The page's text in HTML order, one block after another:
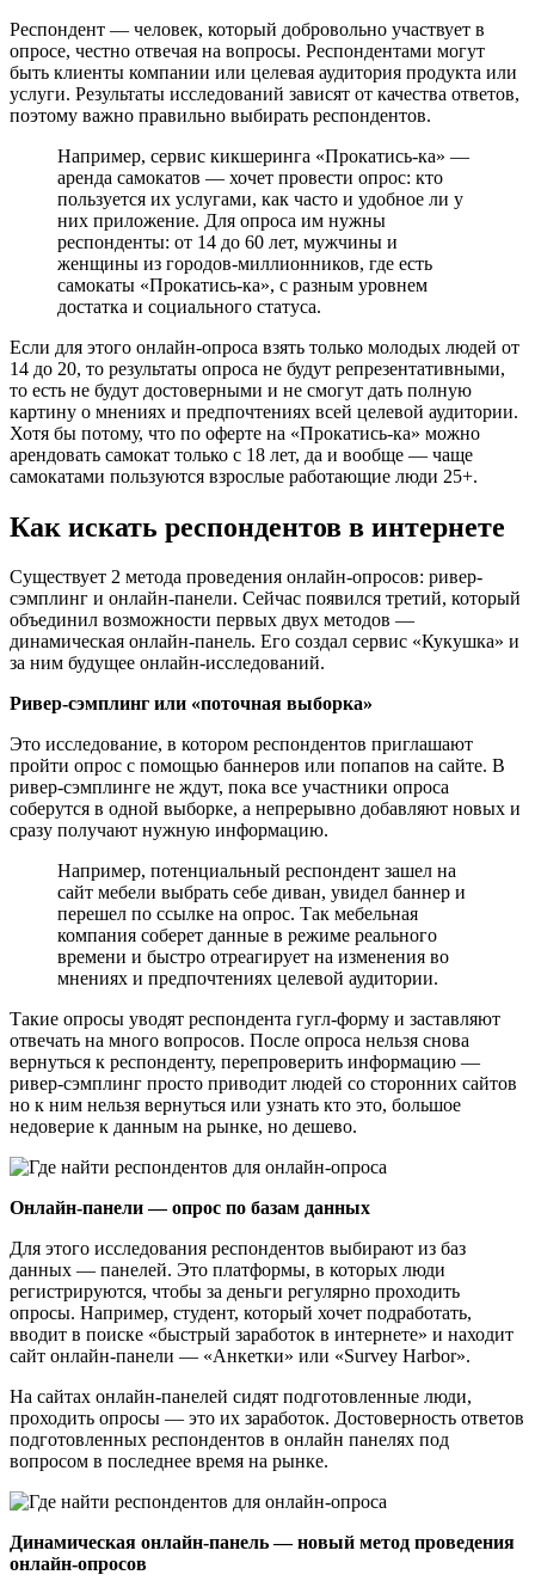
Респондент — человек, который добровольно участвует в
опросе, честно отвечая на вопросы. Респондентами могут
быть клиенты компании или целевая аудитория продукта или
услуги. Результаты исследований зависят от качества ответов,
поэтому важно правильно выбирать респондентов.
Например, сервис кикшеринга «Прокатись-ка» —
аренда самокатов — хочет провести опрос: кто
пользуется их услугами, как часто и удобное ли у
них приложение. Для опроса им нужны
респонденты: от 14 до 60 лет, мужчины и
женщины из городов-миллионников, где есть
самокаты «Прокатись-ка», с разным уровнем
достатка и социального статуса.
Если для этого онлайн-опроса взять только молодых людей от
14 до 20, то результаты опроса не будут репрезентативными,
то есть не будут достоверными и не смогут дать полную
картину о мнениях и предпочтениях всей целевой аудитории.
Хотя бы потому, что по оферте на «Прокатись-ка» можно
арендовать самокат только с 18 лет, да и вообще — чаще
самокатами пользуются взрослые работающие люди 25+.
Как искать респондентов в интернете
Существует 2 метода проведения онлайн-опросов: ривер-
сэмплинг и онлайн-панели. Сейчас появился третий, который
объединил возможности первых двух методов —
динамическая онлайн-панель. Его создал сервис «Кукушка» и
за ним будущее онлайн-исследований.
Ривер-сэмплинг или «поточная выборка»
Это исследование, в котором респондентов приглашают
пройти опрос с помощью баннеров или попапов на сайте. В
ривер-сэмплинге не ждут, пока все участники опроса
соберутся в одной выборке, а непрерывно добавляют новых и
сразу получают нужную информацию.
Например, потенциальный респондент зашел на
сайт мебели выбрать себе диван, увидел баннер и
перешел по ссылке на опрос. Так мебельная
компания соберет данные в режиме реального
времени и быстро отреагирует на изменения во
мнениях и предпочтениях целевой аудитории.
Такие опросы уводят респондента гугл-форму и заставляют
отвечать на много вопросов. После опроса нельзя снова
вернуться к респонденту, перепроверить информацию —
ривер-сэмплинг просто приводит людей со сторонних сайтов
но к ним нельзя вернуться или узнать кто это, большое
недоверие к данным на рынке, но дешево.
Онлайн-панели — опрос по базам данных
Для этого исследования респондентов выбирают из баз
данных — панелей. Это платформы, в которых люди
регистрируются, чтобы за деньги регулярно проходить
опросы. Например, студент, который хочет подработать,
вводит в поиске «быстрый заработок в интернете» и находит
сайт онлайн-панели — «Анкетки» или «Survey Harbor».
На сайтах онлайн-панелей сидят подготовленные люди,
проходить опросы — это их заработок. Достоверность ответов
подготовленных респондентов в онлайн панелях под
вопросом в последнее время на рынке.
Динамическая онлайн-панель — новый метод проведения
онлайн-опросов